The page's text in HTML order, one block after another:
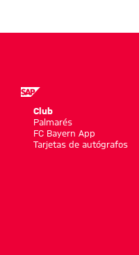
Club
Palmarés
FC Bayern App
Tarjetas de autógrafos